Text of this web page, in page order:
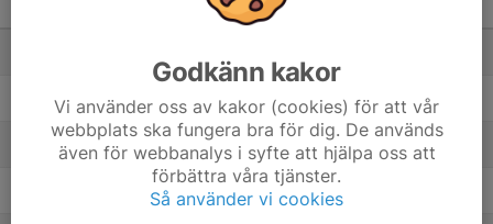
2. Ale United U17 Lag 2 9 6
3. Tölö IF U17 9 9
4. Mölnlycke IS Ungdom 10
Godkänn kakor
Vi använder oss av kakor (cookies) för att vår
webbplats ska fungera bra för dig. De används
även för webbanalys i syfte att hjälpa oss att
förbättra våra tjänster.
Så använder vi cookies